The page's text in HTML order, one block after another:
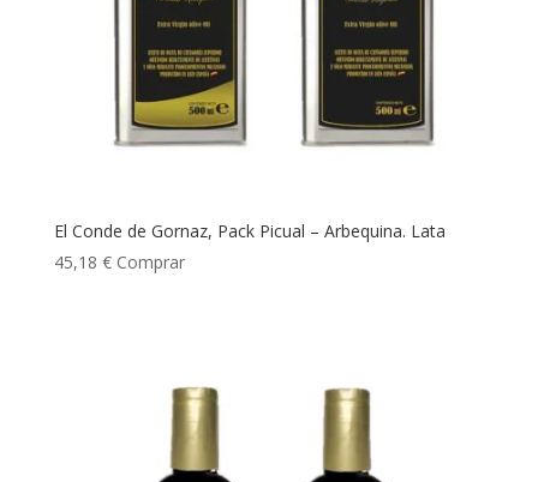
El Conde de Gornaz, Pack Picual – Arbequina. Lata
45,18 € Comprar